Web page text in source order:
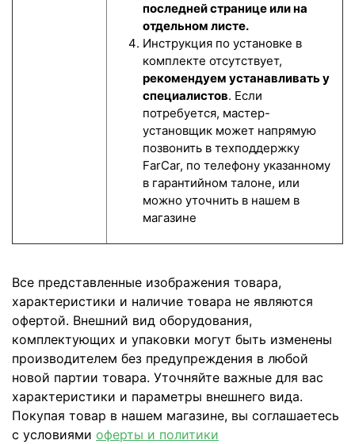
последней странице или на
отдельном листе.
Инструкция по установке в
комплекте отсутствует,
рекомендуем устанавливать у
специалистов. Если
потребуется, мастер-
установщик может напрямую
позвонить в техподдержку
FarCar, по телефону указанному
в гарантийном талоне, или
можно уточнить в нашем в
магазине
Все представленные изображения товара,
характеристики и наличие товара не являются
офертой. Внешний вид оборудования,
комплектующих и упаковки могут быть изменены
производителем без предупреждения в любой
новой партии товара. Уточняйте важные для вас
характеристики и параметры внешнего вида.
Покупая товар в нашем магазине, вы соглашаетесь
с условиями оферты и политики